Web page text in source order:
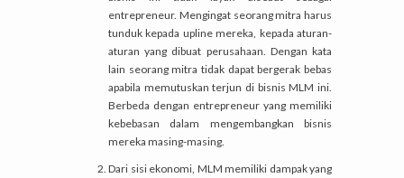
entrepreneur. Mengingat seorang mitra harus
tunduk kepada upline mereka, kepada aturan-
aturan yang dibuat perusahaan. Dengan kata
lain seorang mitra tidak dapat bergerak bebas
apabila memutuskan terjun di bisnis MLM ini.
Berbeda dengan entrepreneur yang memiliki
kebebasan dalam mengembangkan bisnis
mereka masing-masing.
Dari sisi ekonomi, MLM memiliki dampak yang